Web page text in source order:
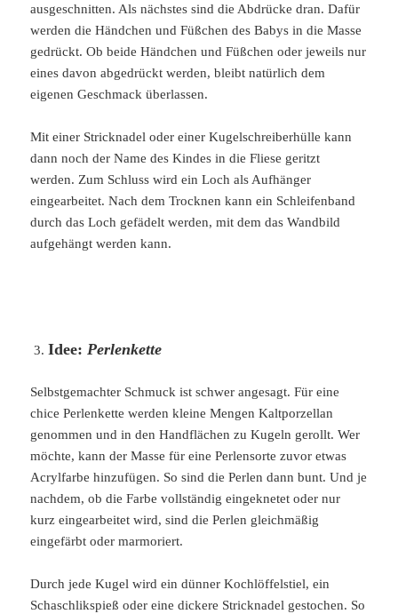
ausgeschnitten. Als nächstes sind die Abdrücke dran. Dafür
werden die Händchen und Füßchen des Babys in die Masse
gedrückt. Ob beide Händchen und Füßchen oder jeweils nur
eines davon abgedrückt werden, bleibt natürlich dem
eigenen Geschmack überlassen.
Mit einer Stricknadel oder einer Kugelschreiberhülle kann
dann noch der Name des Kindes in die Fliese geritzt
werden. Zum Schluss wird ein Loch als Aufhänger
eingearbeitet. Nach dem Trocknen kann ein Schleifenband
durch das Loch gefädelt werden, mit dem das Wandbild
aufgehängt werden kann.
Idee:Perlenkette
Selbstgemachter Schmuck ist schwer angesagt. Für eine
chice Perlenkette werden kleine Mengen Kaltporzellan
genommen und in den Handflächen zu Kugeln gerollt. Wer
möchte, kann der Masse für eine Perlensorte zuvor etwas
Acrylfarbe hinzufügen. So sind die Perlen dann bunt. Und je
nachdem, ob die Farbe vollständig eingeknetet oder nur
kurz eingearbeitet wird, sind die Perlen gleichmäßig
eingefärbt oder marmoriert.
Durch jede Kugel wird ein dünner Kochlöffelstiel, ein
Schaschlikspieß oder eine dickere Stricknadel gestochen. So